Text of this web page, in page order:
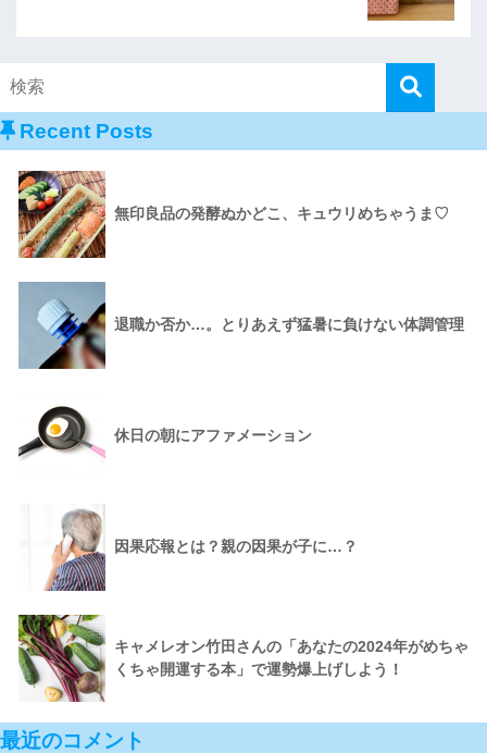
Recent Posts
無印良品の発酵ぬかどこ、キュウリめちゃうま♡
退職か否か…。とりあえず猛暑に負けない体調管理
休日の朝にアファメーション
因果応報とは？親の因果が子に…？
キャメレオン竹田さんの「あなたの2024年がめちゃ
くちゃ開運する本」で運勢爆上げしよう！
最近のコメント